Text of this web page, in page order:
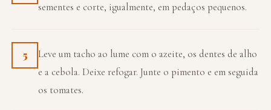
sementes e corte, igualmente, em pedaços pequenos.
5
Leve um tacho ao lume com o azeite, os dentes de alho
e a cebola. Deixe refogar. Junte o pimento e em seguida
os tomates.